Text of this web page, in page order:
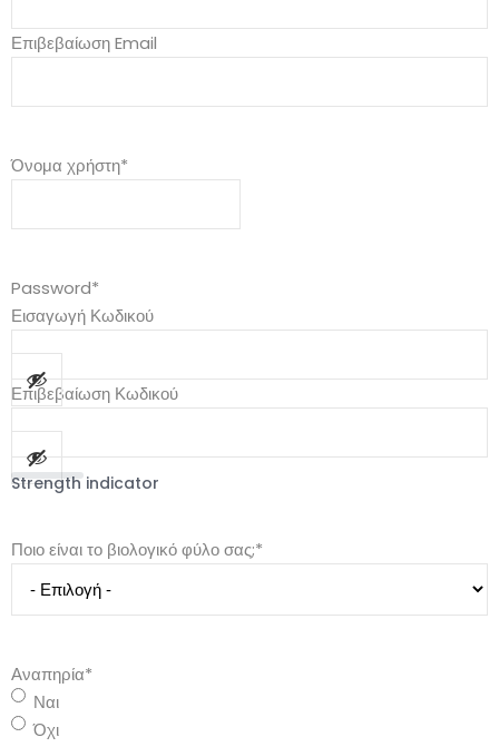
Επιβεβαίωση Email
Όνομα χρήστη*
Password*
Εισαγωγή Κωδικού
Επιβεβαίωση Κωδικού
Strength indicator
Ποιο είναι το βιολογικό φύλο σας;*
Αναπηρία*
Ναι
Όχι